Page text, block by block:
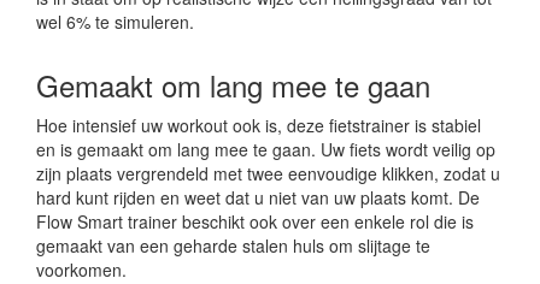
wel 6% te simuleren.
Gemaakt om lang mee te gaan
Hoe intensief uw workout ook is, deze fietstrainer is stabiel
en is gemaakt om lang mee te gaan. Uw fiets wordt veilig op
zijn plaats vergrendeld met twee eenvoudige klikken, zodat u
hard kunt rijden en weet dat u niet van uw plaats komt. De
Flow Smart trainer beschikt ook over een enkele rol die is
gemaakt van een geharde stalen huls om slijtage te
voorkomen.